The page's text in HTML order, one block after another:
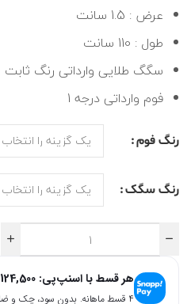
عرض : 1.5 سانت
طول : 110 سانت
سگگ طلایی وارداتی رنگ ثابت
فوم وارداتی درجه 1
رنگ فوم
رنگ سگک
هر قسط با اسنپ‌پی: 124,500
۴ قسط ماهانه. بدون سود، چک و ضامن.